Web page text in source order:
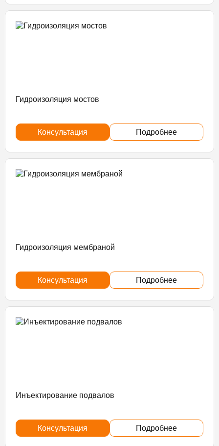
Гидроизоляция мостов
Консультация Подробнее
Гидроизоляция мембраной
Консультация Подробнее
Инъектирование подвалов
Консультация Подробнее